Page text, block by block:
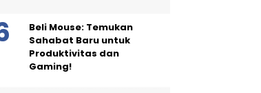
Beli Mouse: Temukan
Sahabat Baru untuk
Produktivitas dan
Gaming!